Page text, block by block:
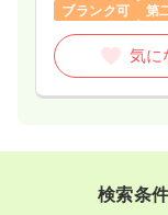
ブランク可
第
気に
検索条